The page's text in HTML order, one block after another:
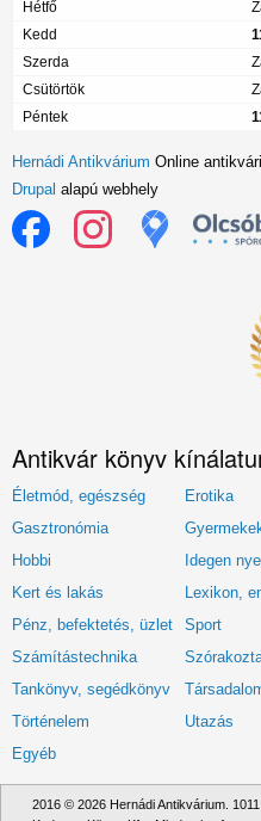
Hétfő
Kedd
Szerda
Csütörtök
Péntek
Hernádi Antikvárium Online
Drupal alapú webhely
Antikvár könyv
Életmód, egészség Erotika
Gasztronómia
Hobbi
Idegen
Kert és lakás
Lexikon,
Pénz, befektetés, üzlet
Sport
Számítástechnika
Tankönyv, segédkönyv
Történelem
Utazás
Egyéb
2016 © 2026 Hernádi Antikvárium.